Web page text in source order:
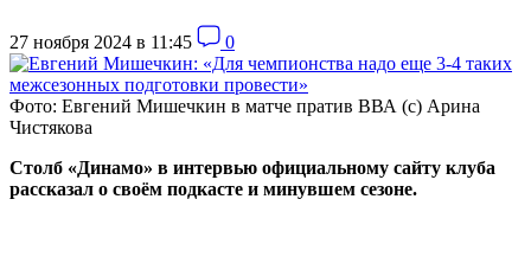
27 ноября 2024 в 11:45 0
Фото: Евгений Мишечкин в матче пратив ВВА (с) Арина
Чистякова
Столб «Динамо» в интервью официальному сайту клуба
рассказал о своём подкасте и минувшем сезоне.